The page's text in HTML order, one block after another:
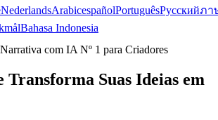
NederlandsArabicespañolPortuguêsРусскийภา
Bahasa Indonesia
com IA Nº 1 para Criadores
Transforma Suas Ideias em